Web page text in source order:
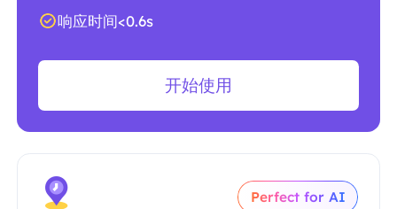
响应时间<0.6s
开始使用
Perfect for AI